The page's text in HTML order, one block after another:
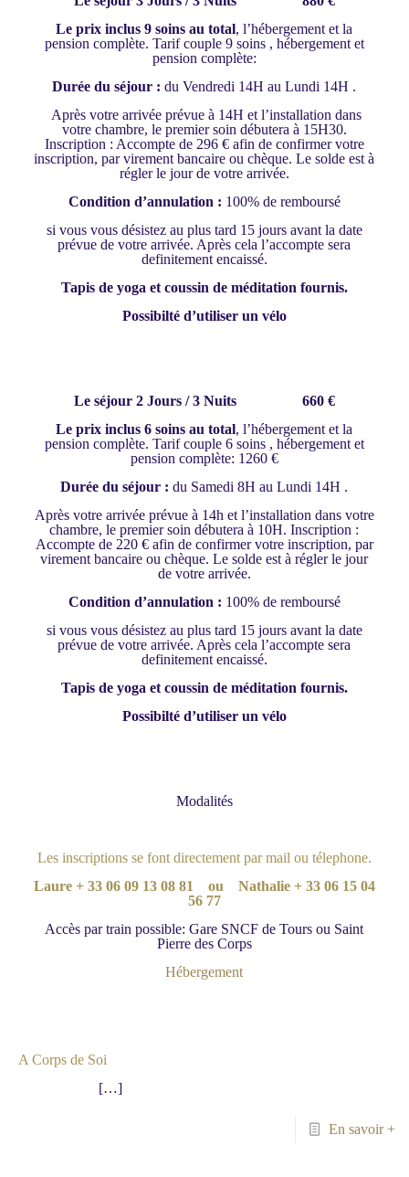
Le prix inclus 9 soins au total, l’hébergement et la
pension complète. Tarif couple 9 soins , hébergement et
pension complète:
Durée du séjour : du Vendredi 14H au Lundi 14H .
Après votre arrivée prévue à 14H et l’installation dans
votre chambre, le premier soin débutera à 15H30.
Inscription : Accompte de 296 € afin de confirmer votre
inscription, par virement bancaire ou chèque. Le solde est à
régler le jour de votre arrivée.
Condition d’annulation : 100% de remboursé
si vous vous désistez au plus tard 15 jours avant la date
prévue de votre arrivée. Après cela l’accompte sera
definitement encaissé.
Tapis de yoga et coussin de méditation fournis.
Possibilté d’utiliser un vélo
Le séjour 2 Jours / 3 Nuits 660 €
Le prix inclus 6 soins au total, l’hébergement et la
pension complète. Tarif couple 6 soins , hébergement et
pension complète: 1260 €
Durée du séjour : du Samedi 8H au Lundi 14H .
Après votre arrivée prévue à 14h et l’installation dans votre
chambre, le premier soin débutera à 10H. Inscription :
Accompte de 220 € afin de confirmer votre inscription, par
virement bancaire ou chèque. Le solde est à régler le jour
de votre arrivée.
Condition d’annulation : 100% de remboursé
si vous vous désistez au plus tard 15 jours avant la date
prévue de votre arrivée. Après cela l’accompte sera
definitement encaissé.
Tapis de yoga et coussin de méditation fournis.
Possibilté d’utiliser un vélo
Modalités
Les inscriptions se font directement par mail ou télephone.
Laure+ 33 06 09 13 08 81 ou Nathalie+ 33 06 15 04
56 77
Accès par train possible: Gare SNCF de Tours ou Saint
Pierre des Corps
Hébergement
A Corps de Soi
[…]
En savoir +